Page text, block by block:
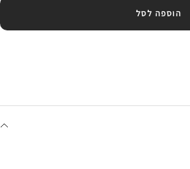
הוספה לסל